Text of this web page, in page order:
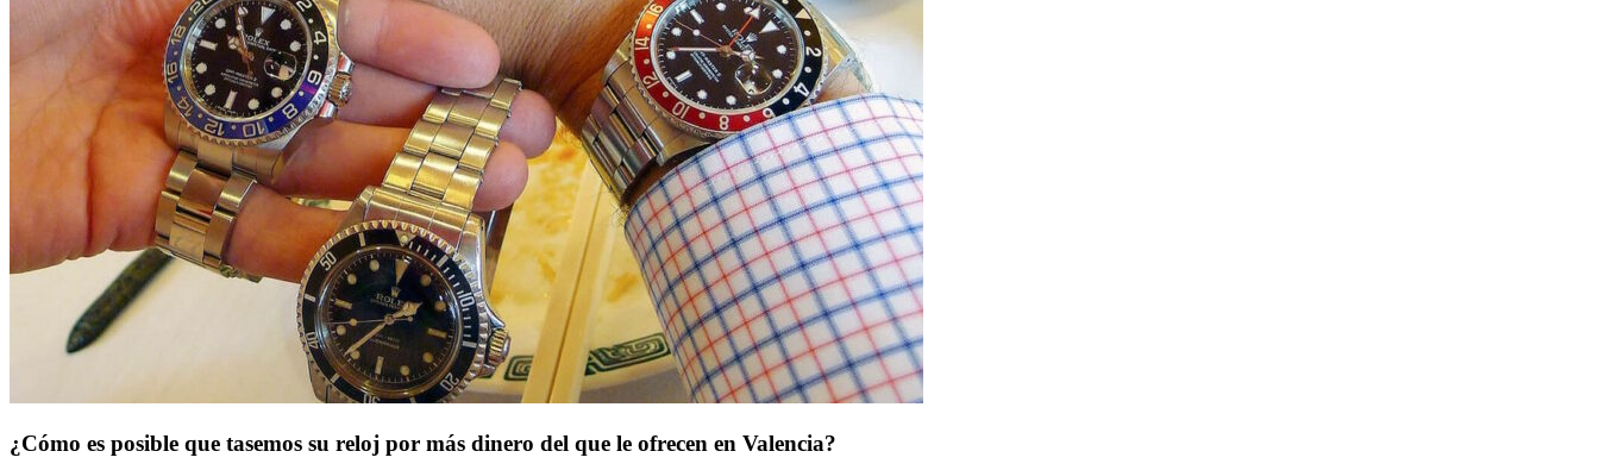
¿Cómo es posible que tasemos su reloj por más dinero del que le ofrecen en Valencia?